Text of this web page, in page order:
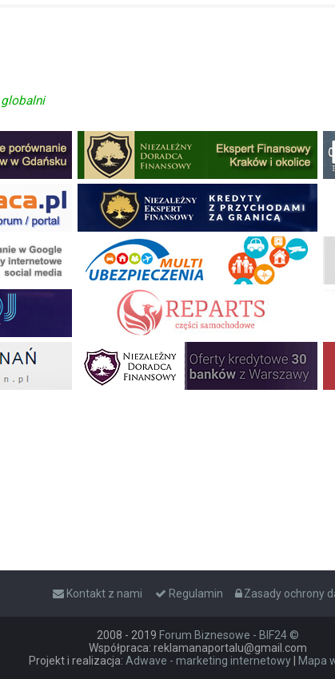
na biznes
Zasady ochrony
Regulamin
Kontakt z nami
2008 - 2019 Forum Biznesowe - BIF24 ©
Współpraca: reklamanaportalu@gmail.com
Projekt i realizacja: Adwave - marketing internetowy Mapa